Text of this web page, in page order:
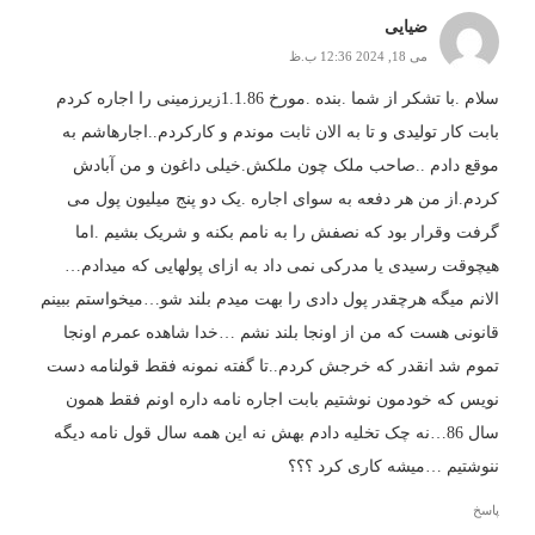
ضیایی
می 18, 2024 12:36 ب.ظ
سلام .با تشکر از شما .بنده .مورخ 1.1.86زیرزمینی را اجاره کردم
بابت کار تولیدی و تا به الان ثابت موندم و کارکردم..اجارهاشم به
موقع دادم ..صاحب ملک چون ملکش.خیلی داغون و من آبادش
کردم.از من هر دفعه به سوای اجاره .یک دو پنج میلیون پول می
گرفت وقرار بود که نصفش را به نامم بکنه و شریک بشیم .اما
هیچوقت رسیدی یا مدرکی نمی داد به ازای پولهایی که میدادم…
الانم میگه هرچقدر پول دادی را بهت میدم بلند شو…میخواستم ببینم
قانونی هست که من از اونجا بلند نشم …خدا شاهده عمرم اونجا
تموم شد انقدر که خرجش کردم..تا گفته نمونه فقط قولنامه دست
نویس که خودمون نوشتیم بابت اجاره نامه داره اونم فقط همون
سال 86…نه چک تخلیه دادم بهش نه این همه سال قول نامه دیگه
ننوشتیم …میشه کاری کرد ؟؟؟
پاسخ